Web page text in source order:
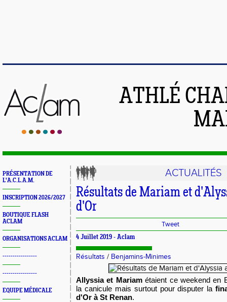
ATHLÉ
PRÉSENTATION DE
L'A.C.L.A.M.
INSCRIPTION 2026/2027
BOUTIQUE FLASH
ACLAM
ORGANISATIONS ACLAM
-----------------
-----------------
EQUIPE MÉDICALE
ACTUALITÉS
Résultats de Mariam et
d'Or
Tweet
4 Juillet 2019 - Aclam
Résultats / Benjamins-Minimes
Allyssia et Mariamétaient ce weekend en
la canicule mais surtout pour disputer la
d'Or à St Renan.